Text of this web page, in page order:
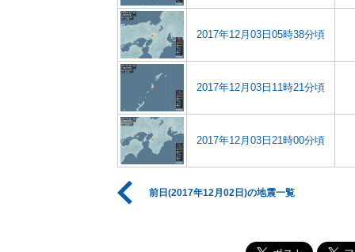
2017年12月03日05時38分頃
2017年12月03日11時21分頃
2017年12月03日21時00分頃
前日(2017年12月02日)の地震一覧